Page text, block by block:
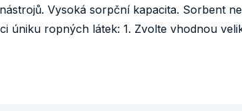
Vysoká sorpční kapacita. Sorbent
úniku ropných látek: 1. Zvolte vhodnou